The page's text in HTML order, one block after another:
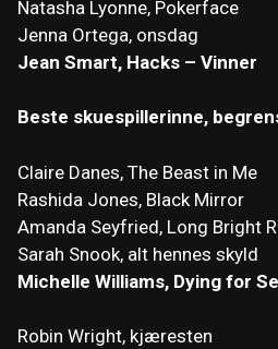
Natasha Lyonne, Pokerface
Jenna Ortega, onsdag
Jean Smart, Hacks – Vinner
Beste skuespillerinne,
Claire Danes, The Beast in Me
Rashida Jones, Black Mirror
Amanda Seyfried, Long Bright
Sarah Snook, alt hennes skyld
Michelle Williams, Dying for
Robin Wright, kjæresten